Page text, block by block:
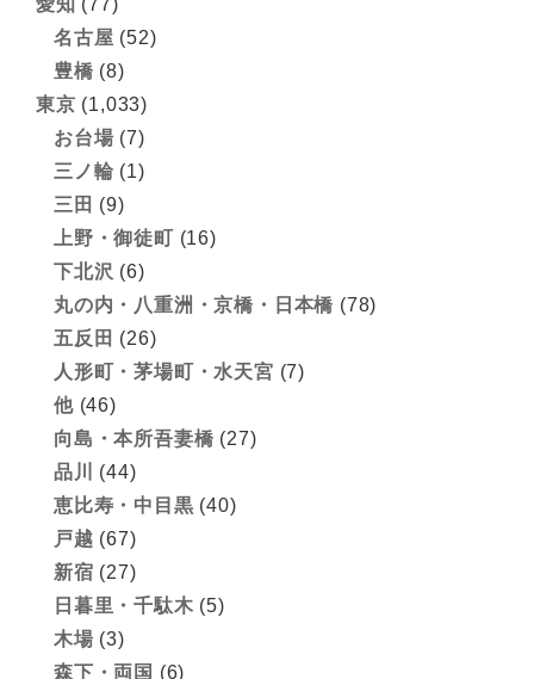
名古屋 (52)
豊橋 (8)
東京 (1,033)
お台場 (7)
三ノ輪 (1)
三田 (9)
上野・御徒町 (16)
下北沢 (6)
丸の内・八重洲・京橋・日本橋 (78)
五反田 (26)
人形町・茅場町・水天宮 (7)
他(46)
向島・本所吾妻橋 (27)
品川
(44)
恵比寿・中目黒 (40)
戸越 (67)
新宿 (27)
日暮里・千駄木 (5)
木場 (3)
森下・両国 (6)